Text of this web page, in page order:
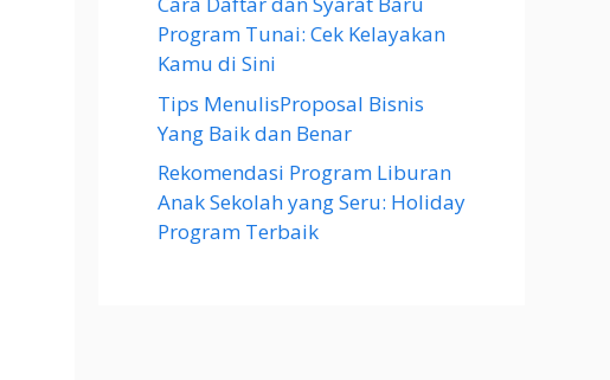
Program Tunai: Cek Kelayakan
Kamu di Sini
Tips MenulisProposal Bisnis
Yang Baik dan Benar
Rekomendasi Program Liburan
Anak Sekolah yang Seru: Holiday
Program Terbaik